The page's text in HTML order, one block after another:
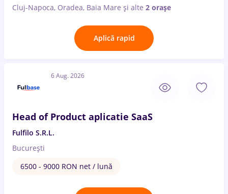
Cluj-Napoca, Oradea, Baia Mare și alte 2 orașe
Aplică rapid
6 Aug. 2026
Head of Product aplicatie SaaS
Fulfilo S.R.L.
București
6500 - 9000 RON net / lună